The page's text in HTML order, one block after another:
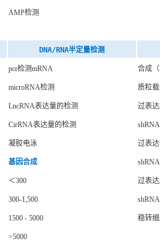
AMP检测
DNA/RNA半定量检测
pcr检测mRNA 合成（3
microRNA检测 质粒载
LncRNA表达量的检测 过表达
CirRNA表达量的检测 shRNA
凝胶电泳 过表达
基因合成 shRNA
＜300 过表达
300-1,500 shRNA
1500 - 5000 稳转细
>5000